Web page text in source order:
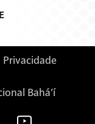
Privacidade
Bahá’í